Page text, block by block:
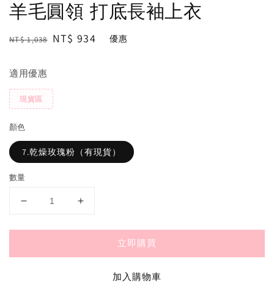
羊毛圓領 打底長袖上衣
Regular
NT$ 1,038 Sale
NT$ 934 優惠
適用優惠
現貨區
顏色
7.乾燥玫瑰粉（有現貨）
數量
立即購買
加入購物車